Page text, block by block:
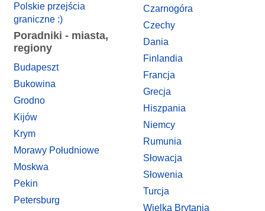
Polskie przejścia
graniczne :)
Poradniki - miasta,
regiony
Budapeszt
Bukowina
Grodno
Kijów
Krym
Morawy Południowe
Moskwa
Pekin
Petersburg
Czarnogóra
Czechy
Dania
Finlandia
Francja
Grecja
Hiszpania
Niemcy
Rumunia
Słowacja
Słowenia
Turcja
Wielka Brytania